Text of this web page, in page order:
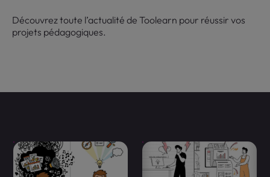
Découvrez toute l’actualité de Toolearn pour réussir vos
projets pédagogiques.